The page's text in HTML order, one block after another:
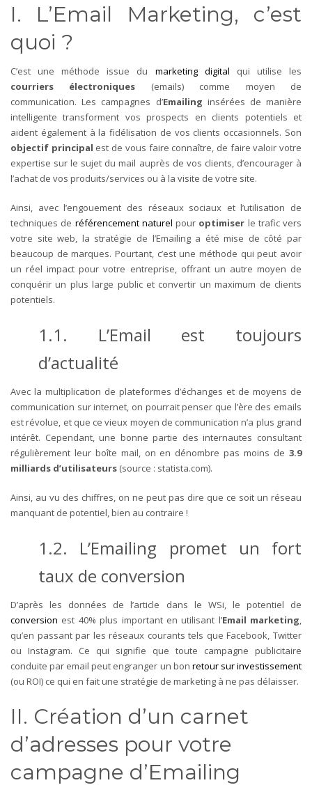
I. L’Email Marketing, c’est
quoi ?
C’est une méthode issue du marketing digital qui utilise les
courriers électroniques (emails) comme moyen de
communication.Les campagnes d’Emailing insérées de manière
intelligente transforment vos prospects en clients potentiels et
aident également à la fidélisation de vos clients occasionnels. Son
objectif principal est de vous faire connaître, de faire valoir votre
expertise sur le sujet du mail auprès de vos clients, d’encourager à
l’achat de vos produits/services ou à la visite de votre site.
Ainsi, avec l’engouement des réseaux sociaux et l’utilisation de
techniques de référencement naturel pour optimiser le trafic vers
votre site web, la stratégie de l’Emailing a été mise de côté par
beaucoup de marques. Pourtant, c’est une méthode qui peut avoir
un réel impact pour votre entreprise, offrant un autre moyen de
conquérir un plus large public et convertir un maximum de clients
potentiels.
1.1. L’Email est toujours
d’actualité
Avec la multiplication de plateformes d’échanges et de moyens de
communication sur internet, on pourrait penser que l’ère des emails
est révolue, et que ce vieux moyen de communication n’a plus grand
intérêt. Cependant, une bonne partie des internautes consultant
régulièrement leur boîte mail, on en dénombre pas moins de 3.9
milliards d’utilisateurs (source : statista.com).
Ainsi, au vu des chiffres, on ne peut pas dire que ce soit un réseau
manquant de potentiel, bien au contraire !
1.2. L’Emailing promet un fort
taux de conversion
D’après les données de l’article dans le WSi, le potentiel de
conversion est 40% plus important en utilisant l’Email marketing,
qu’en passant par les réseaux courants tels que Facebook, Twitter
ou Instagram. Ce qui signifie que toute campagne publicitaire
conduite par email peut engranger un bon retour sur investissement
(ou ROI) ce qui en fait une stratégie de marketing à ne pas délaisser.
II. Création d’un carnet
d’adresses pour votre
campagne d’Emailing